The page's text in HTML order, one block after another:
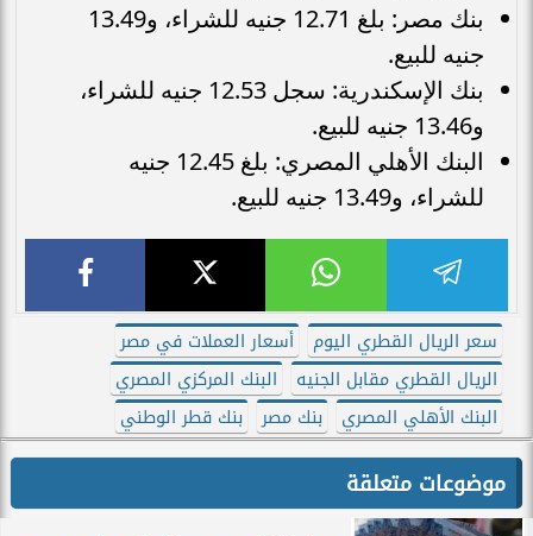
بنك مصر: بلغ 12.71 جنيه للشراء، و13.49
جنيه للبيع.
بنك الإسكندرية: سجل 12.53 جنيه للشراء،
و13.46 جنيه للبيع.
البنك الأهلي المصري: بلغ 12.45 جنيه
للشراء، و13.49 جنيه للبيع.
سعر الريال القطري اليوم
أسعار العملات في مصر
الريال القطري مقابل الجنيه
البنك المركزي المصري
البنك الأهلي المصري
بنك مصر بنك قطر الوطني
موضوعات متعلقة